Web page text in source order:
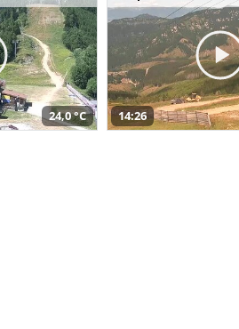
24,0 °C 14:26